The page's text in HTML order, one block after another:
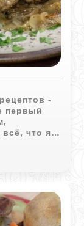
-
первый
что я
в
удивить